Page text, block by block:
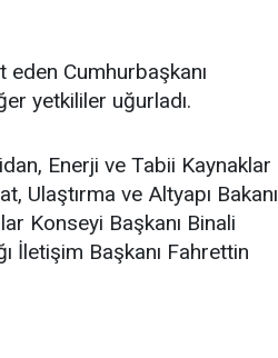
Cumhurbaşkanı
yetkililer uğurladı.
Enerji ve Tabii Kaynaklar
Ulaştırma ve Altyapı Bakanı
Konseyi Başkanı Binali
İletişim Başkanı Fahrettin